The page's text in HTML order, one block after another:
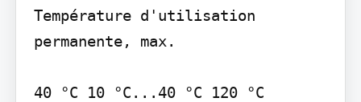
Température d'utilisation
permanente, max.
40 °C 10 °C...40 °C 120 °C